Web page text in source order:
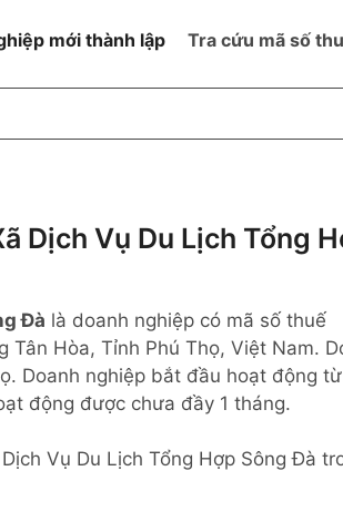
Ngừng hoạt động nhưng chưa
hoàn thành thủ tục đóng MST
đăng ký
mới thành lập Tra cứu mã số
Dịch Vụ Du Lịch Tổng
Đà là doanh nghiệp có mã số thuế
Tân Hòa, Tỉnh Phú Thọ, Việt Nam.
Doanh nghiệp bắt đầu hoạt động
động được chưa đầy 1 tháng.
Vụ Du Lịch Tổng Hợp Sông Đà